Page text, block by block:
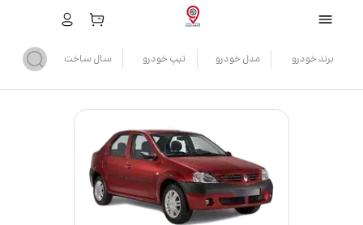
برند خودرو مدل خودرو تیپ خودرو سال ساخت